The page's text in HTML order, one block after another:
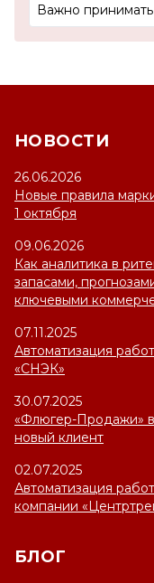
Важно
НОВОСТИ
26.06.2026
Новые правила
1 октября
09.06.2026
Как аналитика в
запасами,
ключевыми
07.11.2025
Автоматизация
«СНЭК»
30.07.2025
«Флюгер-Продажи»
новый клиент
02.07.2025
Автоматизация
компании
БЛОГ